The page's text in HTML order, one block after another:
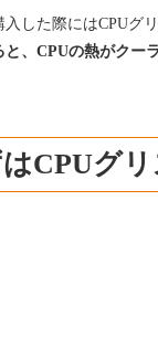
入した際にはCPUグ
と、CPUの熱がクー
CPUグ